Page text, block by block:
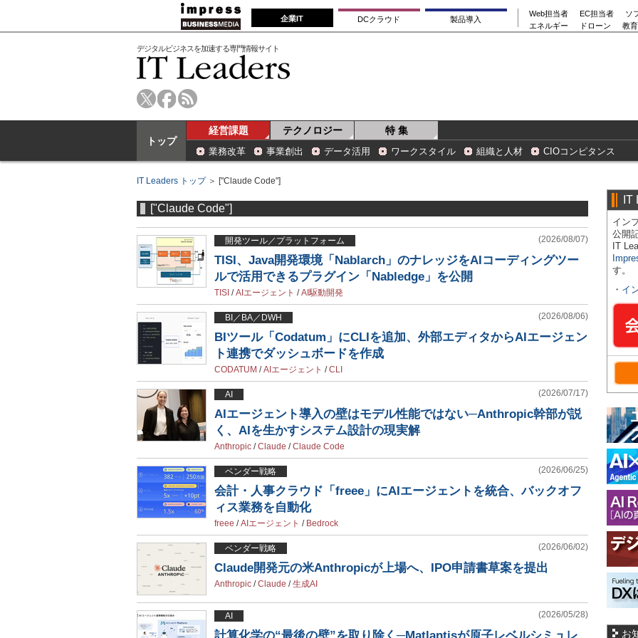
企業IT DCクラウド 製品導入
Web担当者 EC担当者
ソ
エネルギー
ドローン 教
デジタルビジネスを加速する専門情報サイト
トップ
経営課題 テクノロジー 特 集
業務改革 事業創出 データ活用 ワークスタイル 組織と人材 CIOコンピタンス
IT Leaders トップ＞ ["Claude Code"]
["Claude Code"]
開発ツール／プラットフォーム (2026/08/07)
TISI、Java開発環境「Nablarch」のナレッジをAIコーディングツー
ルで活用できるプラグイン「Nabledge」を公開
TISI /AIエージェント /AI駆動開発
BI／BA／DWH (2026/08/06)
BIツール「Codatum」にCLIを追加、外部エディタからAIエージェン
ト連携でダッシュボードを作成
CODATUM /AIエージェント /CLI
AI (2026/07/17)
AIエージェント導入の壁はモデル性能ではない─Anthropic幹部が説
く、AIを生かすシステム設計の現実解
Anthropic /Claude /Claude Code
ベンダー戦略 (2026/06/25)
会計・人事クラウド「freee」にAIエージェントを統合、バックオフ
ィス業務を自動化
freee /AIエージェント / Bedrock
ベンダー戦略 (2026/06/02)
Claude開発元の米Anthropicが上場へ、IPO申請書草案を提出
Anthropic /Claude /生成AI
AI (2026/05/28)
IT
イン
公開
IT
す。
・ イ
お